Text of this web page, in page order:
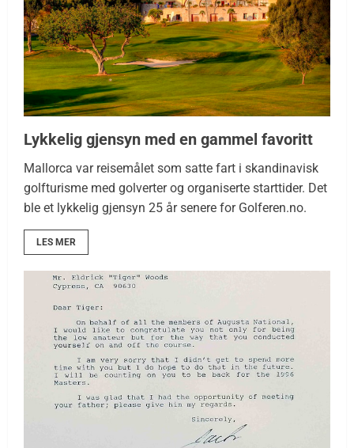
Lykkelig gjensyn med en gammel favoritt
Mallorca var reisemålet som satte fart i skandinavisk
golfturisme med golverter og organiserte starttider. Det
ble et lykkelig gjensyn 25 år senere for Golferen.no.
LES MER